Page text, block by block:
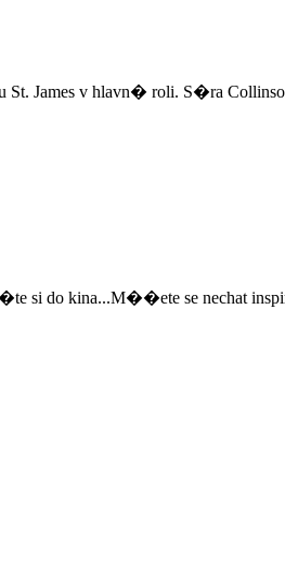
James v hlavn� roli. S�ra
do kina...M��ete se nechat